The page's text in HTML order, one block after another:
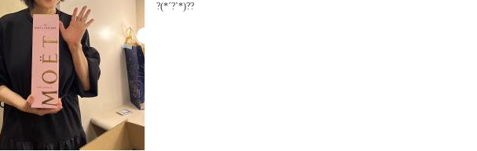
?(*´?`*)??